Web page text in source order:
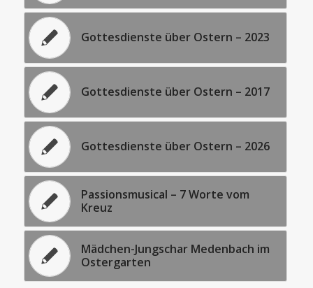
Gottesdienste über Ostern – 2023
Gottesdienste über Ostern – 2017
Gottesdienste über Ostern – 2026
Passionsmusical – 7 Worte vom
Kreuz
Mädchen-Jungschar Medenbach im
Ostergarten